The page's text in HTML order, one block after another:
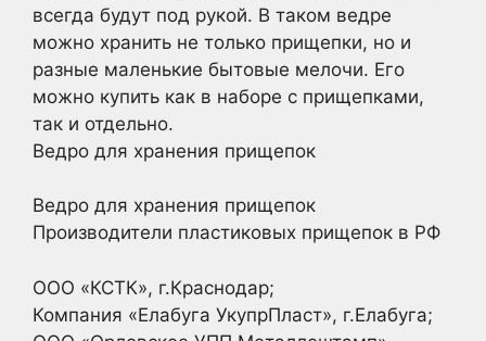
всегда будут под рукой. В таком ведре
можно хранить не только прищепки, но и
разные маленькие бытовые мелочи. Его
можно купить как в наборе с прищепками,
так и отдельно.
Ведро для хранения прищепок
Ведро для хранения прищепок
Производители пластиковых прищепок в РФ
ООО «КСТК», г.Краснодар;
Компания «Елабуга УкупрПласт», г.Елабуга;